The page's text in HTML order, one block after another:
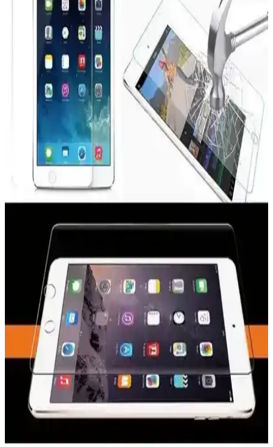
tasarımıyla cihazınızı tam koruma altına alır.
M.TK Moveteck Paperfeel Ekran Koruyucu iPad
10. Nesil için yüksek dayanıklılık ve doğal dokunma
deneyimi
M.TK Moveteck Paperfeel ekran koruyucu, iPad 10. Nesil
kullanıcılarına yüksek dayanıklılık, doğal kağıt hissiyatı ve net
görüntü sağlar. Kolay montaj ve uzun ömürlü kullanım sunar.
ECR MOBILE 9H Nano Ekran Koruyucu Apple
iPad Pro 13 M4 ve M5 Modelleri İçin
Apple iPad Pro 13 M4 ve M5 modelleri için tasarlanmış 9H Nano
ekran koruyucu, yüksek dayanıklılık ve doğal dokunma hissi sağlar,
kolay uygulama ve üstün koruma sunar.
Z-Mobile Nano Esnek Kırılmaz Ekran Koruyucu:
MacBook Air 13.3 inç için detaylı inceleme ve
kullanıcı deneyimleri
Z-Mobile Nano Esnek Kırılmaz Ekran Koruyucu, MacBook Air
13.3 inç modelleri için yüksek kaliteli, ultra ince ve HD görüntü
kalitesi sunan koruyucu ile ekranınızı çizilmelere ve hafif darbelere
karşı koruyun.
Karartmalı Ekran Koruyucuların Özellikleri ve
Kullanım İpuçları
Günümüzde taşınabilir cihazlar için tercih edilen karartmalı ekran
koruyucular, göz yorgunluğunu azaltırken ekran gizliliği sağlar,
çeşitli modeller ve kullanım avantajlarıyla dikkat çeker.
Kvy Xiaomi Mi 11I Nano Cam Ekran Koruyucu
İncelemesi ve Özellikleri
sağlayan ve kolay uygulanan ekran koruyucu hakkında detaylı bilgi.